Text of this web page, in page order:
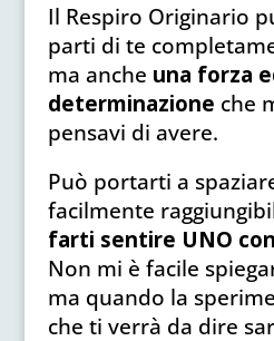
Il Respiro Originario
parti di te
ma anche una forza
determinazione che
pensavi di avere.
Può portarti a
facilmente
farti sentire UNO
Non mi è facile
ma quando la
che ti verrà da dire